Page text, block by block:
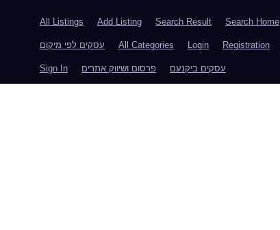
Search Home
Search Result
Add Listing
All Listings
Registration
Login
All Categories עסקים לפי מיקום
עסקים ביקנעם פרסום ושיווק אתרים Sign In